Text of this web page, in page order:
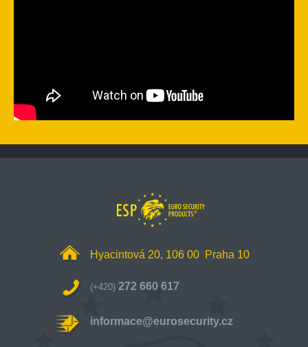
Hyacintová 20, 106 00 Praha 10
(+420) 272 660 617
informace@eurosecurity.cz